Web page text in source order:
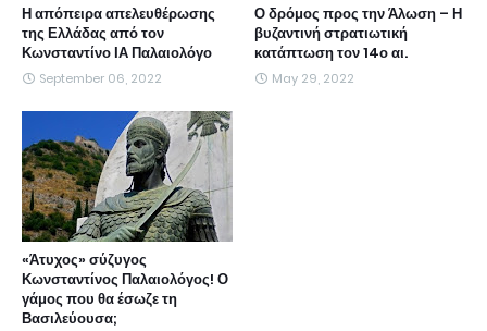
Η απόπειρα απελευθέρωσης
της Ελλάδας από τον
Κωνσταντίνο ΙΑ Παλαιολόγο
September 06, 2022
Ο δρόμος προς την Άλωση – Η
βυζαντινή στρατιωτική
κατάπτωση τον 14ο αι.
May 29, 2022
«Άτυχος» σύζυγος
Κωνσταντίνος Παλαιολόγος! Ο
γάμος που θα έσωζε τη
Βασιλεύουσα;